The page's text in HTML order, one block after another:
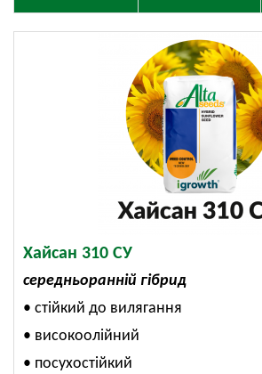
Хайсан 310 СУ
середньоранній гібрид
• стійкий до вилягання
• високоолійний
• посухостійкий